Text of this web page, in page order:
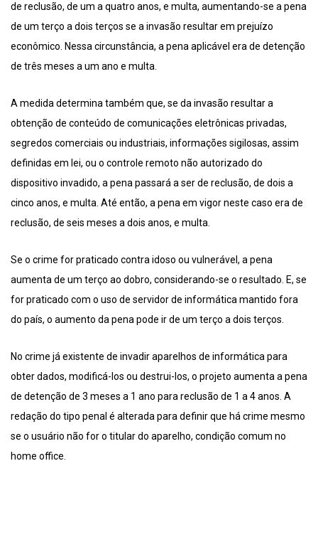
de reclusão, de um a quatro anos, e multa, aumentando-se a pena
de um terço a dois terços se a invasão resultar em prejuízo
econômico. Nessa circunstância, a pena aplicável era de detenção
de três meses a um ano e multa.
A medida determina também que, se da invasão resultar a
obtenção de conteúdo de comunicações eletrônicas privadas,
segredos comerciais ou industriais, informações sigilosas, assim
definidas em lei, ou o controle remoto não autorizado do
dispositivo invadido, a pena passará a ser de reclusão, de dois a
cinco anos, e multa. Até então, a pena em vigor neste caso era de
reclusão, de seis meses a dois anos, e multa.
Se o crime for praticado contra idoso ou vulnerável, a pena
aumenta de um terço ao dobro, considerando-se o resultado. E, se
for praticado com o uso de servidor de informática mantido fora
do país, o aumento da pena pode ir de um terço a dois terços.
No crime já existente de invadir aparelhos de informática para
obter dados, modificá-los ou destrui-los, o projeto aumenta a pena
de detenção de 3 meses a 1 ano para reclusão de 1 a 4 anos. A
redação do tipo penal é alterada para definir que há crime mesmo
se o usuário não for o titular do aparelho, condição comum no
home office.